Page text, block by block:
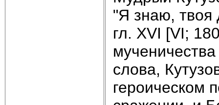
"Я знаю, твоя
гл. XVI [VI;
слова,
героическом